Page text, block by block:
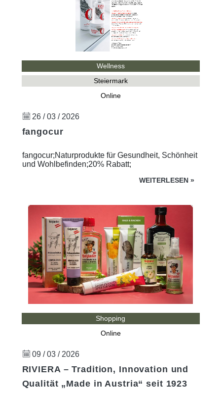
Wellness
Steiermark
Online
26 / 03 / 2026
fangocur
fangocur;Naturprodukte für Gesundheit, Schönheit
und Wohlbefinden;20% Rabatt;
WEITERLESEN »
Shopping
Online
09 / 03 / 2026
RIVIERA – Tradition, Innovation und
Qualität „Made in Austria“ seit 1923